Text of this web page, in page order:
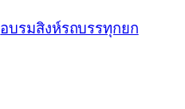
อบรมสิงห์รถบรรทุกยก